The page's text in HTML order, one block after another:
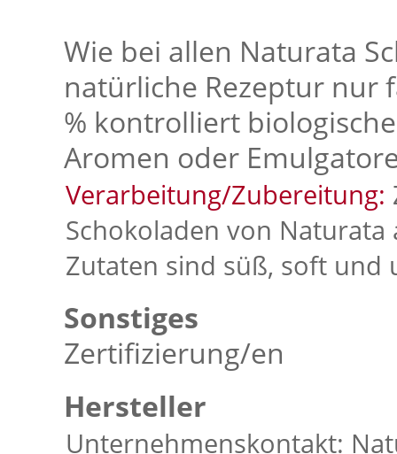
Wie bei allen Naturata
natürliche Rezeptur nur
% kontrolliert
Aromen oder
Verarbeitung/Zubereitung:
Schokoladen von
Zutaten sind süß, soft und
Sonstiges
Zertifizierung/en
Hersteller
Unternehmenskontakt: